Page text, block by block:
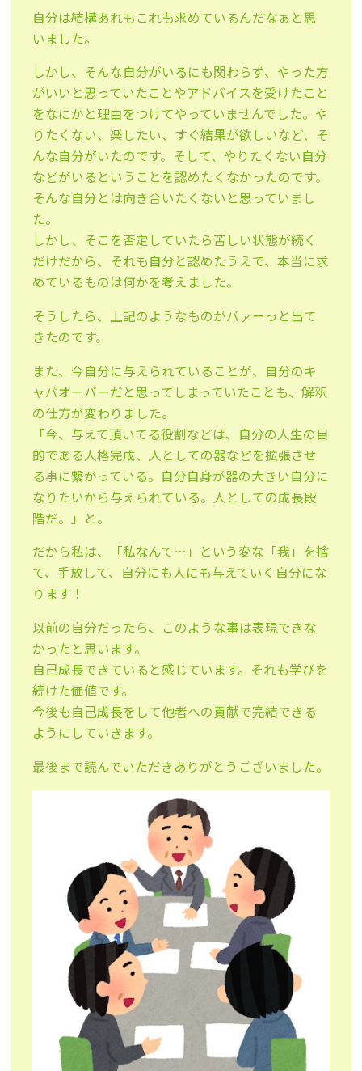
自分は結構あれもこれも求めているんだなぁと思
いました。
しかし、そんな自分がいるにも関わらず、やった方
がいいと思っていたことやアドバイスを受けたこと
をなにかと理由をつけてやっていませんでした。や
りたくない、楽したい、すぐ結果が欲しいなど、そ
んな自分がいたのです。そして、やりたくない自分
などがいるということを認めたくなかったのです。
そんな自分とは向き合いたくないと思っていまし
た。
しかし、そこを否定していたら苦しい状態が続く
だけだから、それも自分と認めたうえで、本当に求
めているものは何かを考えました。
そうしたら、上記のようなものがバァーっと出て
きたのです。
また、今自分に与えられていることが、自分のキ
ャパオーバーだと思ってしまっていたことも、解釈
の仕方が変わりました。
「今、与えて頂いてる役割などは、自分の人生の目
的である人格完成、人としての器などを拡張させ
る事に繋がっている。自分自身が器の大きい自分に
なりたいから与えられている。人としての成長段
階だ。」と。
だから私は、「私なんて…」という変な「我」を捨
て、手放して、自分にも人にも与えていく自分にな
ります！
以前の自分だったら、このような事は表現できな
かったと思います。
自己成長できていると感じています。それも学びを
続けた価値です。
今後も自己成長をして他者への貢献で完結できる
ようにしていきます。
最後まで読んでいただきありがとうございました。